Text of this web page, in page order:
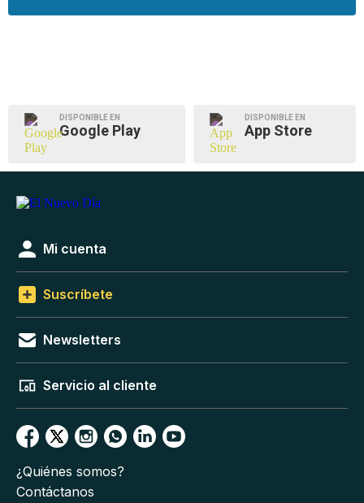
DISPONIBLE EN
Google Play
DISPONIBLE EN
App Store
Mi cuenta
Suscríbete
Newsletters
Servicio al cliente
¿Quiénes somos?
Contáctanos